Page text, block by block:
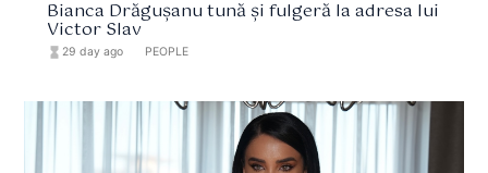
Bianca Drăgușanu tună și fulgeră la adresa lui
Victor Slav
hourglass_full 29 day ago PEOPLE